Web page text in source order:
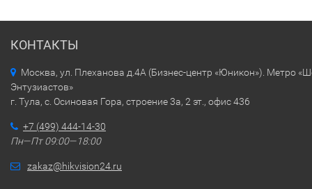
КОНТАКТЫ
Москва, ул. Плеханова д.4А (Бизнес-центр «Юникон»). Метро
Энтузиастов»
г. Тула, с. Осиновая Гора, строение 3а, 2 эт., офис 436
+7 (499) 444-14-30
Пн—Пт 09:00—18:00
zakaz@hikvision24.ru